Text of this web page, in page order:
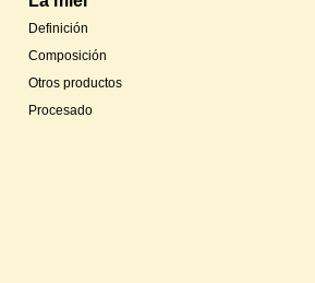
Definición
Composición
Otros productos
Procesado